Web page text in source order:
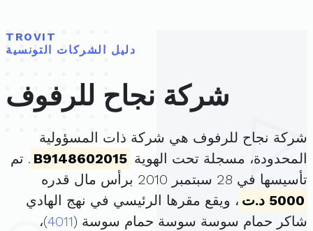
TROVIT
دليل الشركات التونسية
شركة نجاح للرفوف
شركة نجاح للرفوف هي شركة ذات المسؤولية
المحدودة، مسجلة تحت الهوية B9148602015 . تم
تأسيسها في 28 سبتمبر 2010 برأس مال قدره
5000 د.ت
، ويقع مقرها الرئيسي في نهج الهادي
شاكر حمام سوسة سوسة حمام سوسة (4011)،